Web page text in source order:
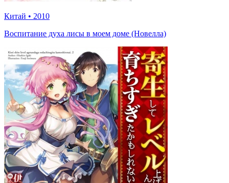
Китай • 2010
Воспитание духа лисы в моем доме (Новелла)